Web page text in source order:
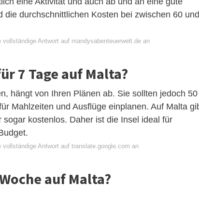
durchschnittlichen Kosten bei zwischen 60 und
vollständige Antwort auf mandysabenteuerwelt.de an
7 Tage auf Malta?
hängt von Ihren Plänen ab. Sie sollten jedoch
Mahlzeiten und Ausflüge einplanen. Auf Malta
kostenlos. Daher ist die Insel ideal für
vollständige Antwort auf translate.google.com an
auf Malta?